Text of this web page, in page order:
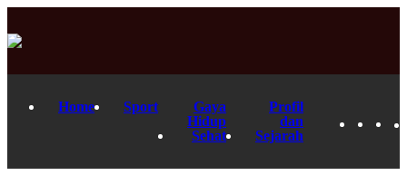
Home Sport
Gaya
Hidup
Sehat
Profil
dan
Sejarah